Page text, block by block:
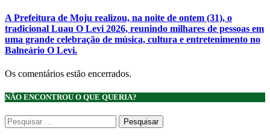
A Prefeitura de Moju realizou, na noite de ontem (31), o
tradicional Luau O Levi 2026, reunindo milhares de pessoas em
uma grande celebração de música, cultura e entretenimento no
Balneário O Levi.
Os comentários estão encerrados.
NÃO ENCONTROU O QUE QUERIA?
Pesquisar
por: